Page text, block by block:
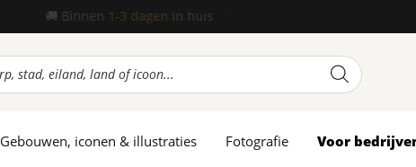
📦Gratis verzendingvanaf 45,-
Gebouwen, iconen & illustraties Fotografie Voor